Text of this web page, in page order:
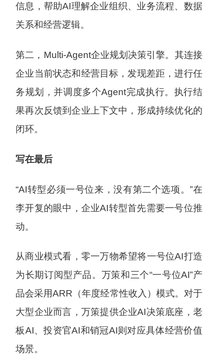
信息，帮助AI理解企业组织、业务流程、数据
关系和经营逻辑。
第二，Multi-Agent企业规划决策引擎。其连接
企业当前状态和经营目标，发现差距，进行任
务规划，并调度多个Agent完成执行。执行结
果再次反馈到企业上下文中，形成持续优化的
闭环。
写在最后
“AI转型必须一号位来，没有第二个选项。”在
李开复的眼中，企业AI转型首先需要一号位推
动。
从商业模式看，零一万物希望将一号位AI打造
为长期订阅型产品。万策和三个“一号位AI”产
品会采用ARR（年度经常性收入）模式。对于
大型企业而言，万策提供企业AI决策底座，老
板AI、投资官AI和销冠AI则对应具体经营价值
场景。